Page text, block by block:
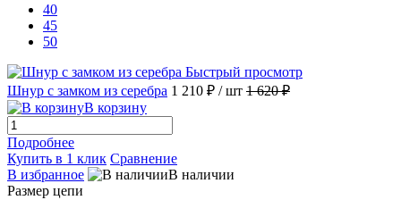
40
45
50
Быстрый просмотр
Шнур с замком из серебра 1 210 ₽ / шт 1 620 ₽
В корзину
Подробнее
Купить в 1 клик Сравнение
В избранное
В наличии
Размер цепи